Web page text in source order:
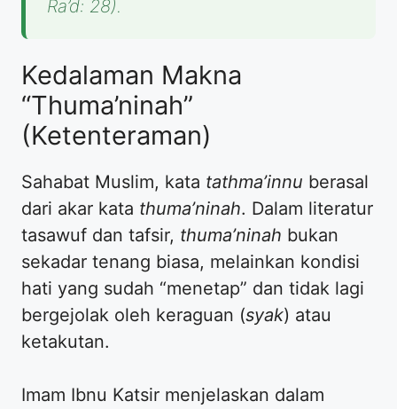
Ra’d: 28).
Kedalaman Makna
“Thuma’ninah”
(Ketenteraman)
Sahabat Muslim, kata tathma’innu berasal
dari akar kata thuma’ninah. Dalam literatur
tasawuf dan tafsir, thuma’ninah bukan
sekadar tenang biasa, melainkan kondisi
hati yang sudah “menetap” dan tidak lagi
bergejolak oleh keraguan (syak) atau
ketakutan.
Imam Ibnu Katsir menjelaskan dalam